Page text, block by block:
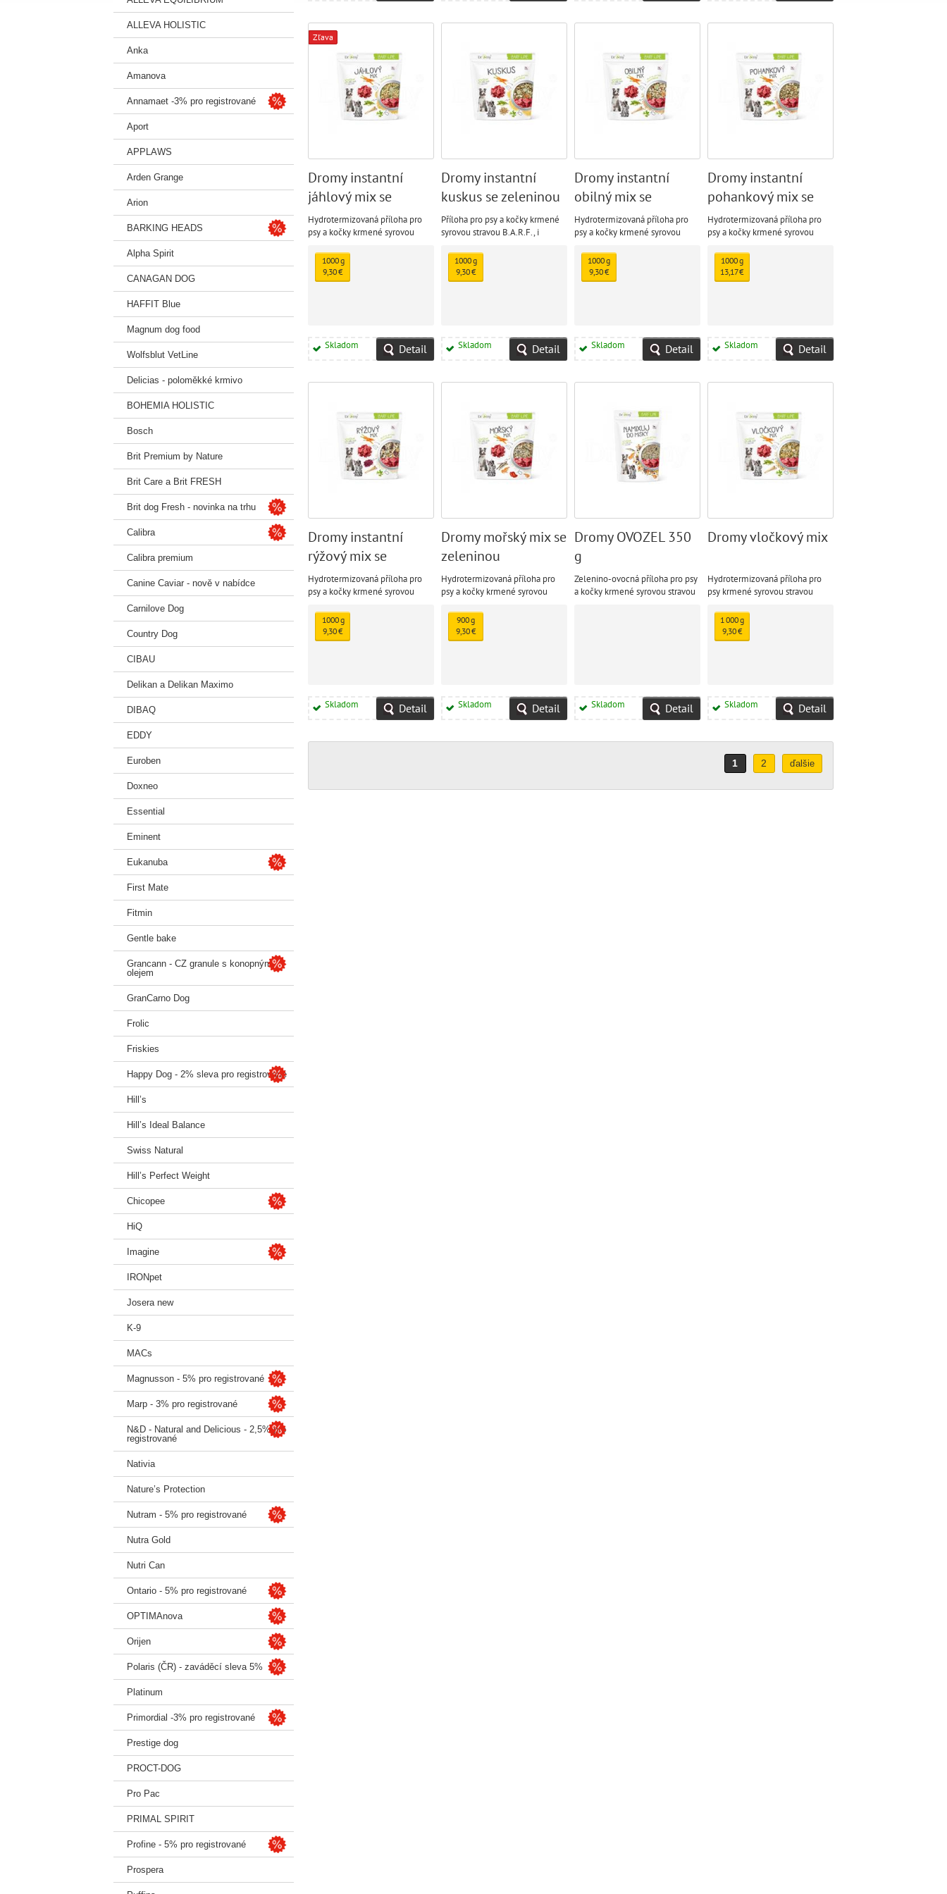
Zľava
Dromy instantní
jáhlový mix se
zeleninou
Hydrotermizovaná příloha pro
psy a kočky krmené syrovou
stravou.
1000 g
9,30 €
Skladom Detail
Dromy instantní
kuskus se zeleninou
Příloha pro psy a kočky krmené
syrovou stravou B.A.R.F., i
1000 g
9,30 €
Skladom Detail
Dromy instantní
obilný mix se
zeleninou
Hydrotermizovaná příloha pro
psy a kočky krmené syrovou
stravou.
1000 g
9,30 €
Skladom Detail
Dromy instantní
pohankový mix se
zeleninou
Hydrotermizovaná příloha pro
psy a kočky krmené syrovou
stravou.
1000 g
13,17 €
Skladom Detail
Dromy instantní
rýžový mix se
zeleninou
Hydrotermizovaná příloha pro
psy a kočky krmené syrovou
stravou.
1000 g
9,30 €
Skladom Detail
Dromy mořský mix se
zeleninou
Hydrotermizovaná příloha pro
psy a kočky krmené syrovou
stravou.
900 g
9,30 €
Skladom Detail
Dromy OVOZEL 350
g
Zelenino-ovocná příloha pro psy
a kočky krmené syrovou stravou
Skladom Detail
Dromy vločkový mix
Hydrotermizovaná příloha pro
psy krmené syrovou stravou
1 000 g
9,30 €
Skladom Detail
1 2 ďalšie
ALLEVA HOLISTIC
Anka
Amanova
Annamaet -3% pro registrované
Aport
APPLAWS
Arden Grange
Arion
BARKING HEADS
Alpha Spirit
CANAGAN DOG
HAFFIT Blue
Magnum dog food
Wolfsblut VetLine
Delicias - poloměkké krmivo
BOHEMIA HOLISTIC
Bosch
Brit Premium by Nature
Brit Care a Brit FRESH
Brit dog Fresh - novinka na trhu
Calibra
Calibra premium
Canine Caviar - nově v nabídce
Carnilove Dog
Country Dog
CIBAU
Delikan a Delikan Maximo
DIBAQ
EDDY
Euroben
Doxneo
Essential
Eminent
Eukanuba
First Mate
Fitmin
Gentle bake
Grancann - CZ granule s konopným
olejem
GranCarno Dog
Frolic
Friskies
Happy Dog - 2% sleva pro registrované
Hill’s
Hill’s Ideal Balance
Swiss Natural
Hill’s Perfect Weight
Chicopee
HiQ
Imagine
IRONpet
Josera new
K-9
MACs
Magnusson - 5% pro registrované
Marp - 3% pro registrované
N&D - Natural and Delicious - 2,5% pro
registrované
Nativia
Nature’s Protection
Nutram - 5% pro registrované
Nutra Gold
Nutri Can
Ontario - 5% pro registrované
OPTIMAnova
Orijen
Polaris (ČR) - zaváděcí sleva 5%
Platinum
Primordial -3% pro registrované
Prestige dog
PROCT-DOG
Pro Pac
PRIMAL SPIRIT
Profine - 5% pro registrované
Prospera